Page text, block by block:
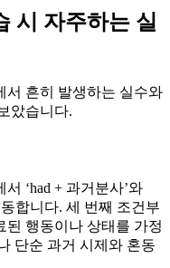
시 자주하는 실
서 흔히 발생하는 실수와
았습니다.
‘had + 과거분사’와
합니다. 세 번째 조건부
된 행동이나 상태를 가정
단순 과거 시제와 혼동